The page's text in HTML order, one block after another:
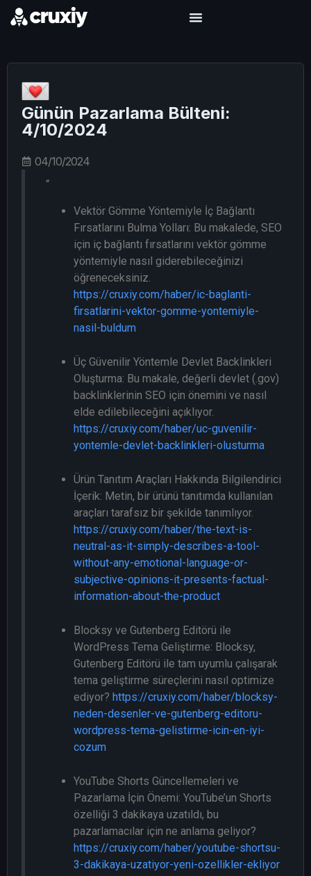
Günün Pazarlama Bülteni:
4/10/2024
04/10/2024
“
Vektör Gömme Yöntemiyle İç Bağlantı
Fırsatlarını Bulma Yolları: Bu makalede, SEO
için iç bağlantı fırsatlarını vektör gömme
yöntemiyle nasıl giderebileceğinizi
öğreneceksiniz.
https://cruxiy.com/haber/ic-baglanti-
firsatlarini-vektor-gomme-yontemiyle-
nasil-buldum
Üç Güvenilir Yöntemle Devlet Backlinkleri
Oluşturma: Bu makale, değerli devlet (.gov)
backlinklerinin SEO için önemini ve nasıl
elde edilebileceğini açıklıyor.
https://cruxiy.com/haber/uc-guvenilir-
yontemle-devlet-backlinkleri-olusturma
Ürün Tanıtım Araçları Hakkında Bilgilendirici
İçerik: Metin, bir ürünü tanıtımda kullanılan
araçları tarafsız bir şekilde tanımlıyor.
https://cruxiy.com/haber/the-text-is-
neutral-as-it-simply-describes-a-tool-
without-any-emotional-language-or-
subjective-opinions-it-presents-factual-
information-about-the-product
Blocksy ve Gutenberg Editörü ile
WordPress Tema Geliştirme: Blocksy,
Gutenberg Editörü ile tam uyumlu çalışarak
tema geliştirme süreçlerini nasıl optimize
ediyor? https://cruxiy.com/haber/blocksy-
neden-desenler-ve-gutenberg-editoru-
wordpress-tema-gelistirme-icin-en-iyi-
cozum
YouTube Shorts Güncellemeleri ve
Pazarlama İçin Önemi: YouTube’un Shorts
özelliği 3 dakikaya uzatıldı, bu
pazarlamacılar için ne anlama geliyor?
https://cruxiy.com/haber/youtube-shortsu-
3-dakikaya-uzatiyor-yeni-ozellikler-ekliyor